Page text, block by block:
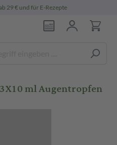
29 € und für E-Rezepte
ml Augentropfen